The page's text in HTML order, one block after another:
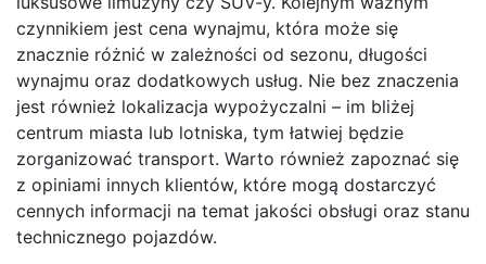
czynnikiem jest cena wynajmu, która może się
znacznie różnić w zależności od sezonu, długości
wynajmu oraz dodatkowych usług. Nie bez znaczenia
jest również lokalizacja wypożyczalni – im bliżej
centrum miasta lub lotniska, tym łatwiej będzie
zorganizować transport. Warto również zapoznać się
z opiniami innych klientów, które mogą dostarczyć
cennych informacji na temat jakości obsługi oraz stanu
technicznego pojazdów.